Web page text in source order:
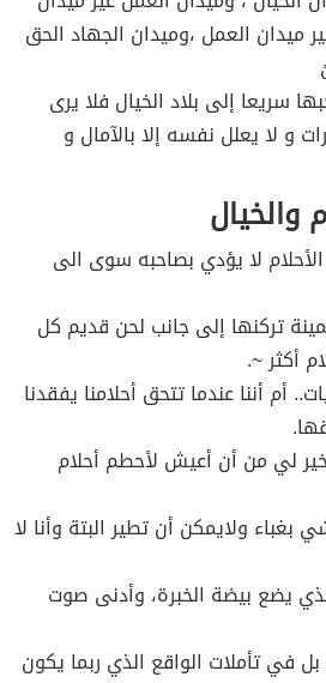
ميدان العمل ،وميدان الجهاد الحق
سريعا إلى بلاد الخيال فلا يرى
و لا يعلل نفسه إلا بالآمال و
والخيال
لا يؤدي بصاحبه سوى الى
تركنها إلى جانب لحن قديم كل
أكثر ~.
أم أننا عندما تتحق أحلامنا يفقدنا
لي من أن أعيش لأحطم أحلام
بغباء ولايمكن أن تطير البتة وأنا لا
يضع بيضة الخبرة، وأدنى صوت
في تأملات الواقع الذي ربما يكون